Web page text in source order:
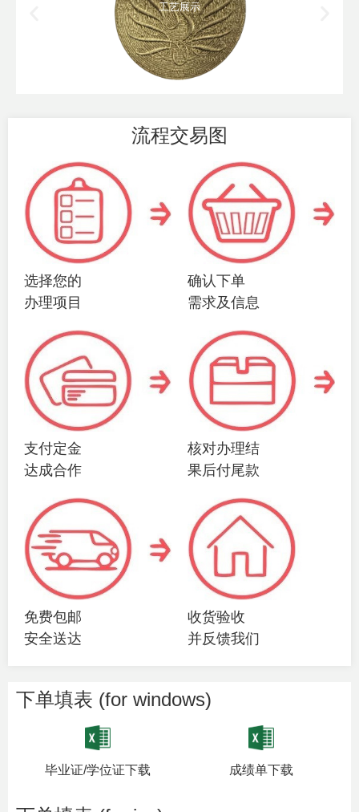
工艺展示
流程交易图
选择您的
办理项目
确认下单
需求及信息
支付定金
达成合作
核对办理结
果后付尾款
免费包邮
安全送达
收货验收
并反馈我们
下单填表 (for windows)
毕业证/学位证下载 成绩单下载